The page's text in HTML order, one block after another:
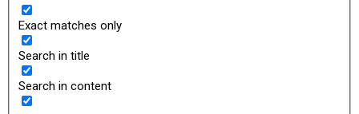
Exact matches only
Search in title
Search in content